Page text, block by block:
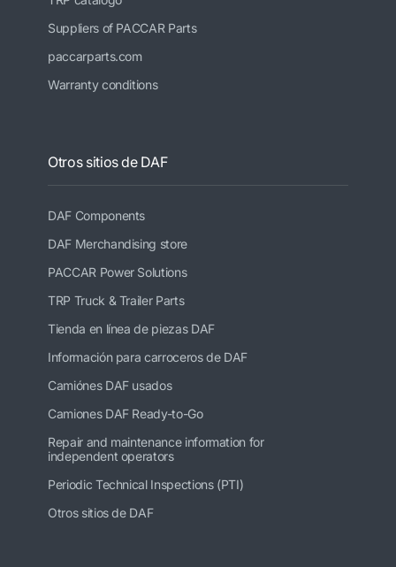
Suppliers of PACCAR Parts
paccarparts.com
Warranty conditions
Otros sitios de DAF
DAF Components
DAF Merchandising store
PACCAR Power Solutions
TRP Truck & Trailer Parts
Tienda en línea de piezas DAF
Información para carroceros de DAF
Camiónes DAF usados
Camiones DAF Ready-to-Go
Repair and maintenance information for
independent operators
Periodic Technical Inspections (PTI)
Otros sitios de DAF